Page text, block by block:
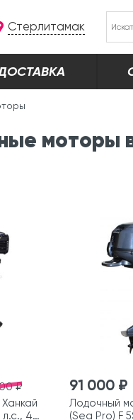
Стерлитамак
моторы
₽
л.с., 4
91 000 ₽
Лодочный
(Sea Pro) F